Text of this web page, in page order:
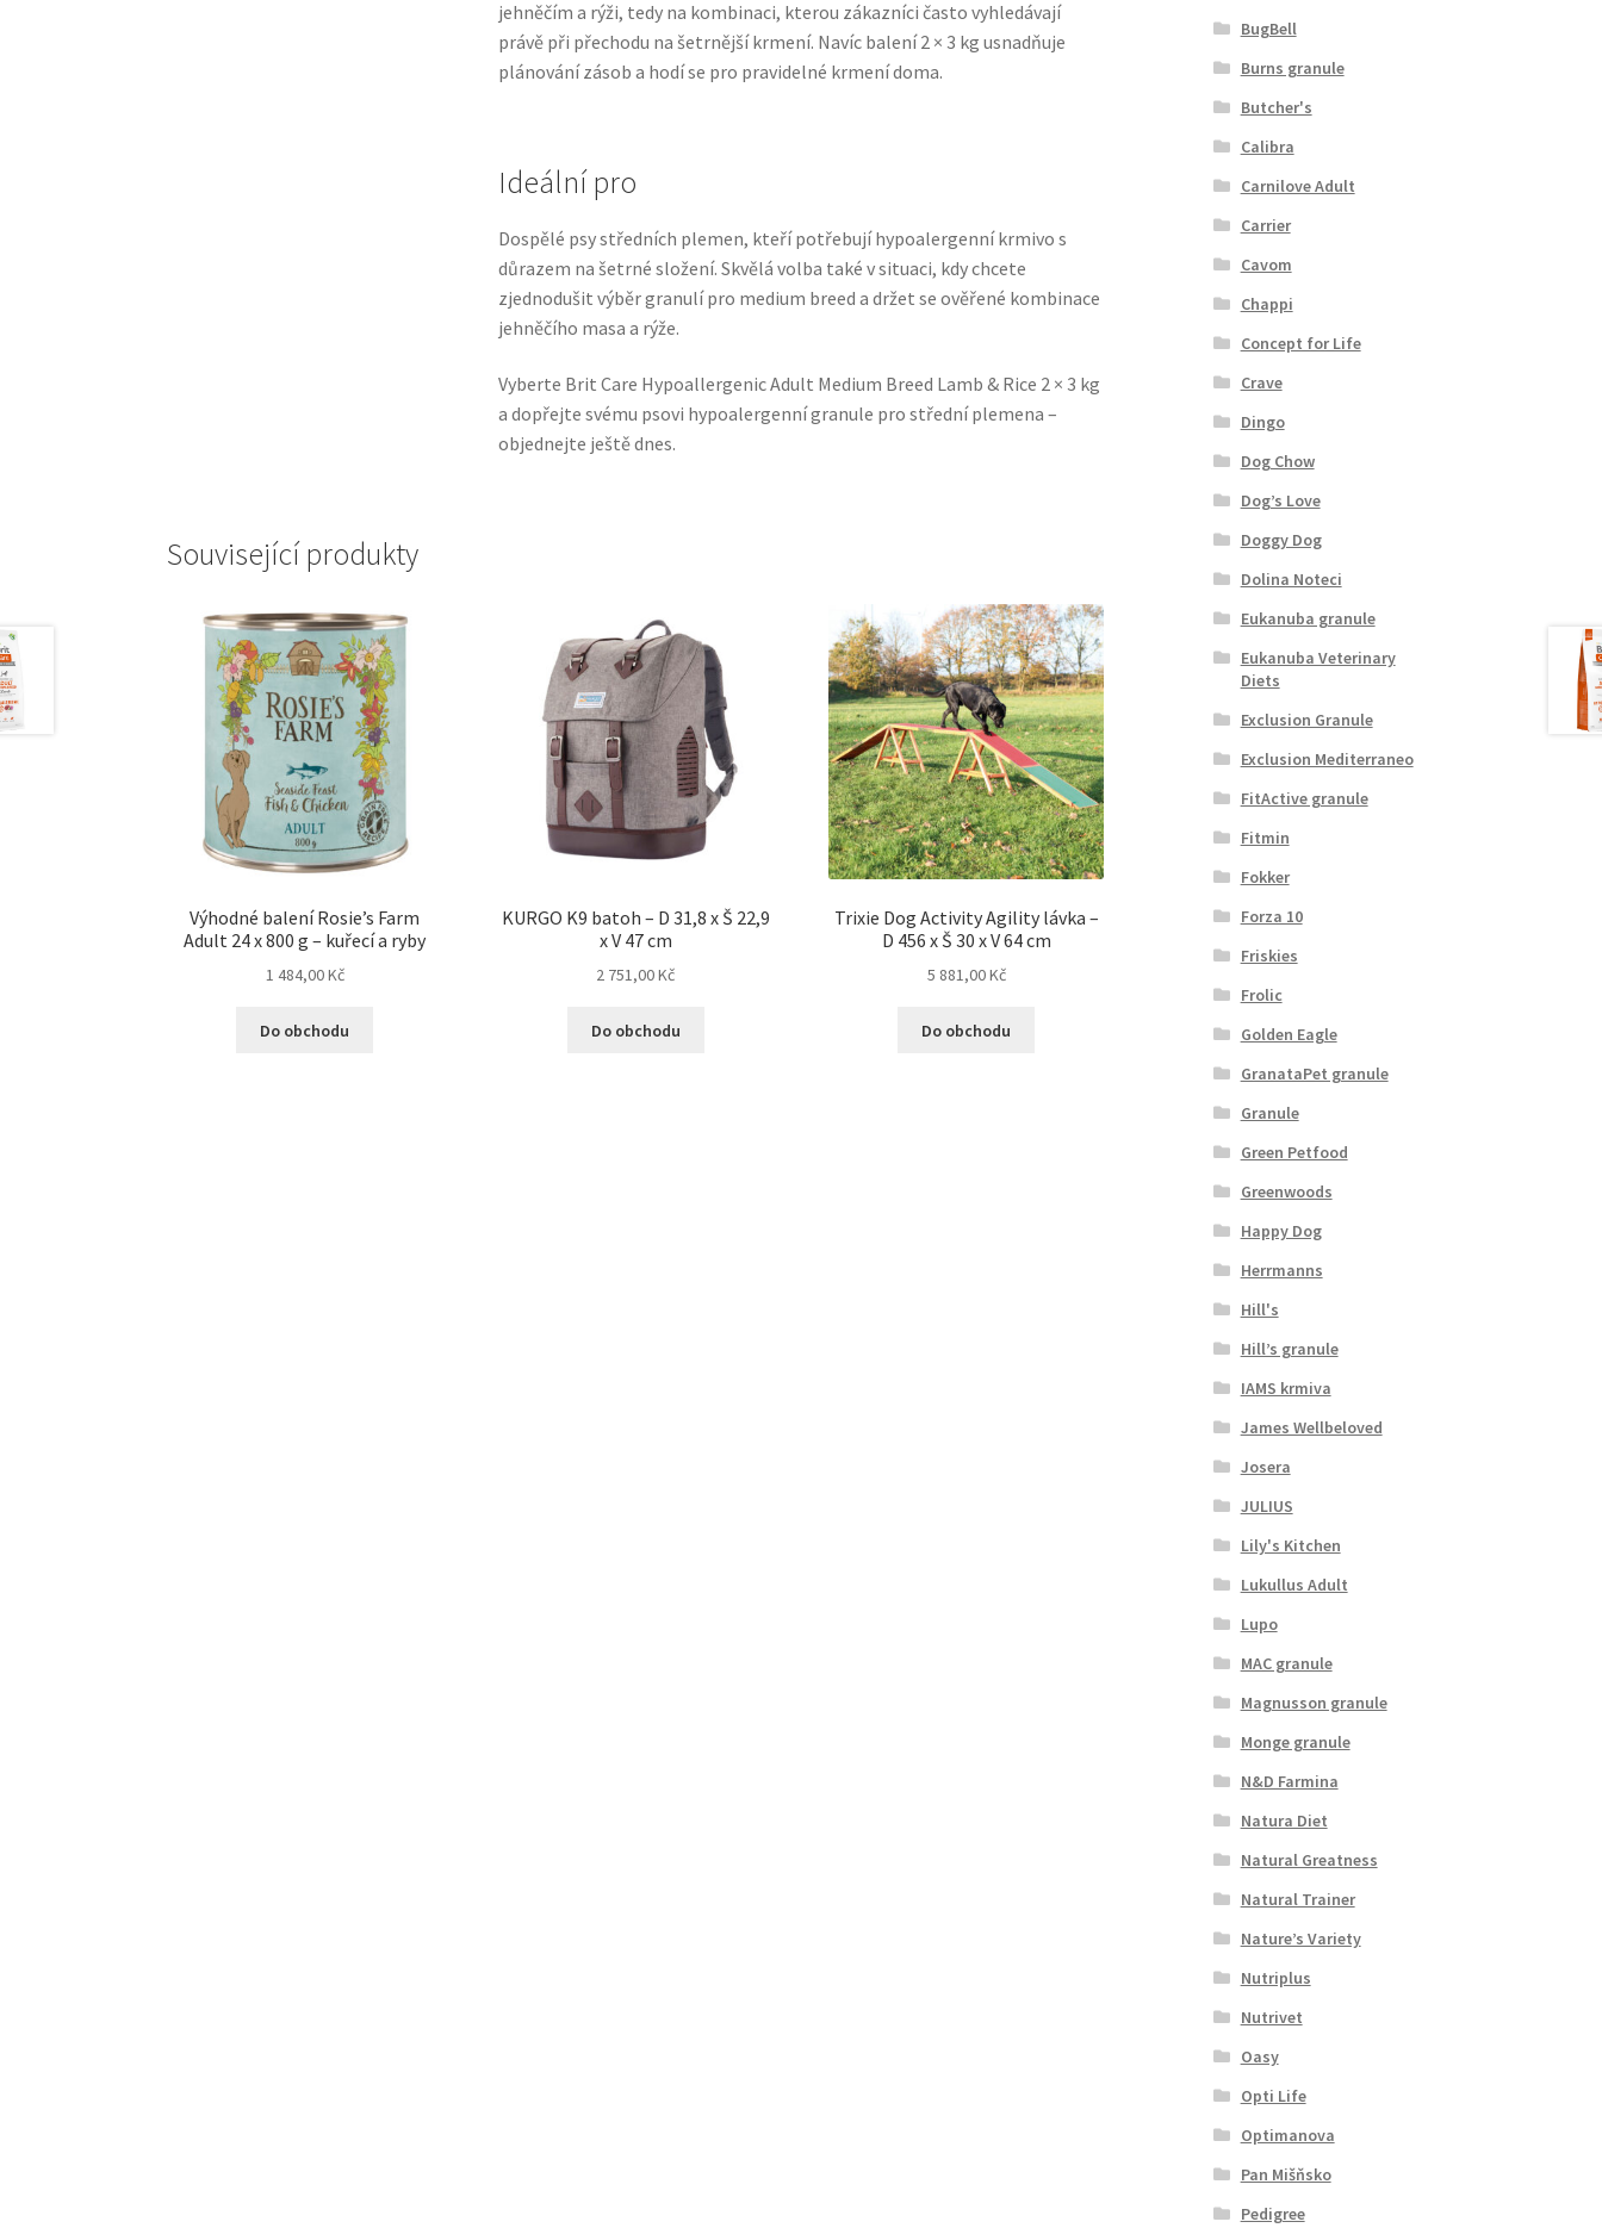
jehněčím a rýži, tedy na kombinaci, kterou zákazníci často vyhledávají
právě při přechodu na šetrnější krmení. Navíc balení 2 × 3 kg usnadňuje
plánování zásob a hodí se pro pravidelné krmení doma.
Ideální pro
Dospělé psy středních plemen, kteří potřebují hypoalergenní krmivo s
důrazem na šetrné složení. Skvělá volba také v situaci, kdy chcete
zjednodušit výběr granulí pro medium breed a držet se ověřené kombinace
jehněčího masa a rýže.
Vyberte Brit Care Hypoallergenic Adult Medium Breed Lamb & Rice 2 × 3 kg
a dopřejte svému psovi hypoalergenní granule pro střední plemena –
objednejte ještě dnes.
Související produkty
Výhodné balení Rosie’s Farm
Adult 24 x 800 g – kuřecí a ryby
1 484,00Kč
Do obchodu
KURGO K9 batoh – D 31,8 x Š 22,9
x V 47 cm
2 751,00Kč
Do obchodu
Trixie Dog Activity Agility lávka –
D 456 x Š 30 x V 64 cm
5 881,00Kč
Do obchodu
BugBell
Burns granule
Butcher's
Calibra
Carnilove Adult
Carrier
Cavom
Chappi
Concept for Life
Crave
Dingo
Dog Chow
Dog’s Love
Doggy Dog
Dolina Noteci
Eukanuba granule
Eukanuba Veterinary
Diets
Exclusion Granule
Exclusion Mediterraneo
FitActive granule
Fitmin
Fokker
Forza 10
Friskies
Frolic
Golden Eagle
GranataPet granule
Granule
Green Petfood
Greenwoods
Happy Dog
Herrmanns
Hill's
Hill’s granule
IAMS krmiva
James Wellbeloved
Josera
JULIUS
Lily's Kitchen
Lukullus Adult
Lupo
MAC granule
Magnusson granule
Monge granule
N&D Farmina
Natura Diet
Natural Greatness
Natural Trainer
Nature’s Variety
Nutriplus
Nutrivet
Oasy
Opti Life
Optimanova
Pan Mišňsko
Pedigree